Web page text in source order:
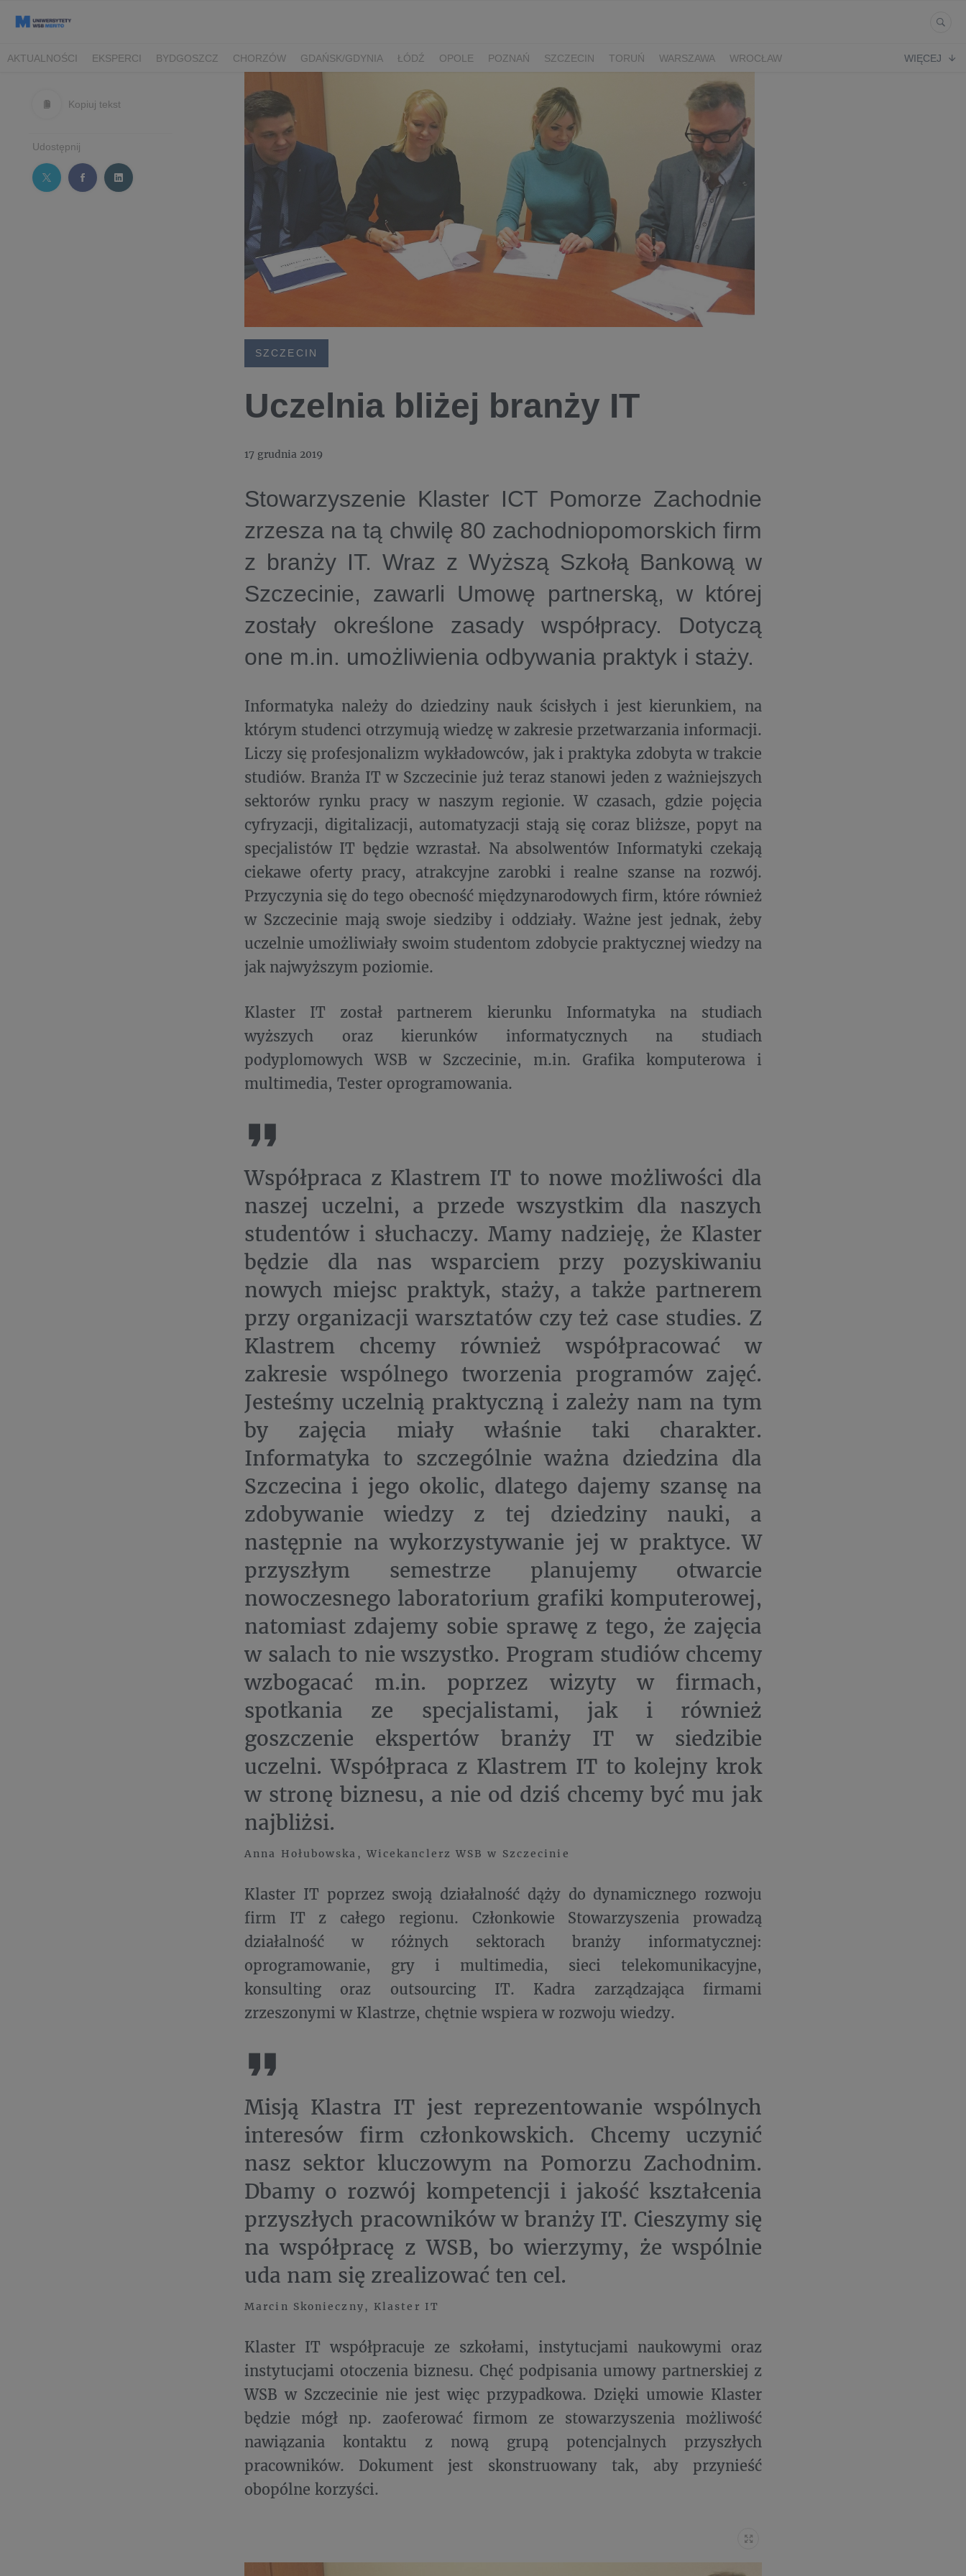
AKTUALNOŚCI EKSPERCI BYDGOSZCZ CHORZÓW GDAŃSK/GDYNIA ŁÓDŹ OPOLE POZNAŃ SZCZECIN TORUŃ WARSZAWA
WROCŁAW
WIĘCEJ
Kopiuj tekst
Udostępnij
SZCZECIN
Uczelnia bliżej branży IT
17 grudnia 2019
Stowarzyszenie Klaster ICT Pomorze Zachodnie
zrzesza na tą chwilę 80 zachodniopomorskich firm
z branży IT. Wraz z Wyższą Szkołą Bankową w
Szczecinie, zawarli Umowę partnerską, w której
zostały określone zasady współpracy. Dotyczą
one m.in. umożliwienia odbywania praktyk i staży.
Informatyka należy do dziedziny nauk ścisłych i jest kierunkiem, na
którym studenci otrzymują wiedzę w zakresie przetwarzania informacji.
Liczy się profesjonalizm wykładowców, jak i praktyka zdobyta w trakcie
studiów. Branża IT w Szczecinie już teraz stanowi jeden z ważniejszych
sektorów rynku pracy w naszym regionie. W czasach, gdzie pojęcia
cyfryzacji, digitalizacji, automatyzacji stają się coraz bliższe, popyt na
specjalistów IT będzie wzrastał. Na absolwentów Informatyki czekają
ciekawe oferty pracy, atrakcyjne zarobki i realne szanse na rozwój.
Przyczynia się do tego obecność międzynarodowych firm, które również
w Szczecinie mają swoje siedziby i oddziały. Ważne jest jednak, żeby
uczelnie umożliwiały swoim studentom zdobycie praktycznej wiedzy na
jak najwyższym poziomie.
Klaster IT został partnerem kierunku Informatyka na studiach
wyższych oraz kierunków informatycznych na studiach
podyplomowych WSB w Szczecinie, m.in. Grafika komputerowa i
multimedia, Tester oprogramowania.
Współpraca z Klastrem IT to nowe możliwości dla
naszej uczelni, a przede wszystkim dla naszych
studentów i słuchaczy. Mamy nadzieję, że Klaster
będzie dla nas wsparciem przy pozyskiwaniu
nowych miejsc praktyk, staży, a także partnerem
przy organizacji warsztatów czy też case studies. Z
Klastrem chcemy również współpracować w
zakresie wspólnego tworzenia programów zajęć.
Jesteśmy uczelnią praktyczną i zależy nam na tym
by zajęcia miały właśnie taki charakter.
Informatyka to szczególnie ważna dziedzina dla
Szczecina i jego okolic, dlatego dajemy szansę na
zdobywanie wiedzy z tej dziedziny nauki, a
następnie na wykorzystywanie jej w praktyce. W
przyszłym semestrze planujemy otwarcie
nowoczesnego laboratorium grafiki komputerowej,
natomiast zdajemy sobie sprawę z tego, że zajęcia
w salach to nie wszystko. Program studiów chcemy
wzbogacać m.in. poprzez wizyty w firmach,
spotkania ze specjalistami, jak i również
goszczenie ekspertów branży IT w siedzibie
uczelni. Współpraca z Klastrem IT to kolejny krok
w stronę biznesu, a nie od dziś chcemy być mu jak
najbliżsi.
Anna Hołubowska, Wicekanclerz WSB w Szczecinie
Klaster IT poprzez swoją działalność dąży do dynamicznego rozwoju
firm IT z całego regionu. Członkowie Stowarzyszenia prowadzą
działalność w różnych sektorach branży informatycznej:
oprogramowanie, gry i multimedia, sieci telekomunikacyjne,
konsulting oraz outsourcing IT. Kadra zarządzająca firmami
zrzeszonymi w Klastrze, chętnie wspiera w rozwoju wiedzy.
Misją Klastra IT jest reprezentowanie wspólnych
interesów firm członkowskich. Chcemy uczynić
nasz sektor kluczowym na Pomorzu Zachodnim.
Dbamy o rozwój kompetencji i jakość kształcenia
przyszłych pracowników w branży IT. Cieszymy się
na współpracę z WSB, bo wierzymy, że wspólnie
uda nam się zrealizować ten cel.
Marcin Skonieczny, Klaster IT
Klaster IT współpracuje ze szkołami, instytucjami naukowymi oraz
instytucjami otoczenia biznesu. Chęć podpisania umowy partnerskiej z
WSB w Szczecinie nie jest więc przypadkowa. Dzięki umowie Klaster
będzie mógł np. zaoferować firmom ze stowarzyszenia możliwość
nawiązania kontaktu z nową grupą potencjalnych przyszłych
pracowników. Dokument jest skonstruowany tak, aby przynieść
obopólne korzyści.